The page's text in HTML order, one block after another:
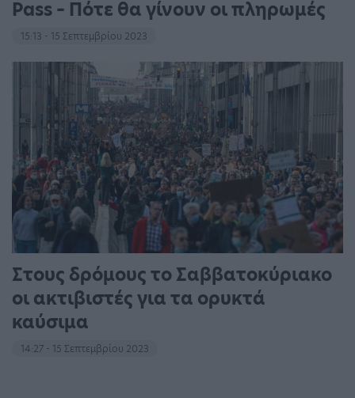
Pass – Πότε θα γίνουν οι πληρωμές
15:13 - 15 Σεπτεμβρίου 2023
Στους δρόμους το Σαββατοκύριακο
οι ακτιβιστές για τα ορυκτά
καύσιμα
14:27 - 15 Σεπτεμβρίου 2023